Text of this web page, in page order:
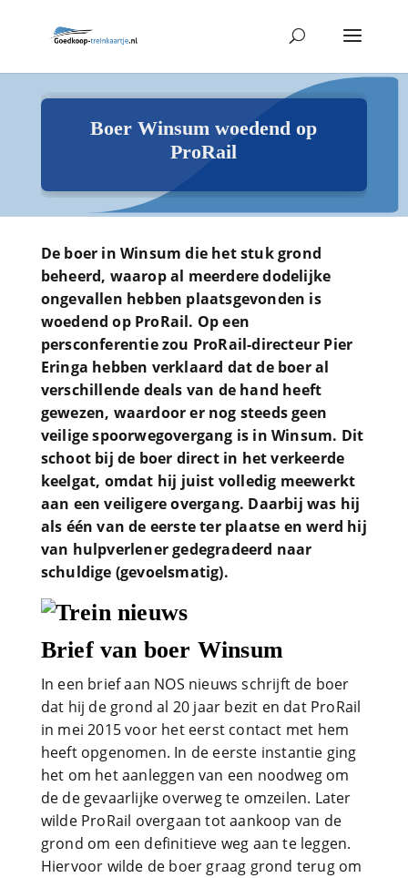
Boer Winsum woedend op
ProRail
De boer in Winsum die het stuk grond
beheerd, waarop al meerdere dodelijke
ongevallen hebben plaatsgevonden is
woedend op ProRail. Op een
persconferentie zou ProRail-directeur Pier
Eringa hebben verklaard dat de boer al
verschillende deals van de hand heeft
gewezen, waardoor er nog steeds geen
veilige spoorwegovergang is in Winsum. Dit
schoot bij de boer direct in het verkeerde
keelgat, omdat hij juist volledig meewerkt
aan een veiligere overgang. Daarbij was hij
als één van de eerste ter plaatse en werd hij
van hulpverlener gedegradeerd naar
schuldige (gevoelsmatig).
Brief van boer Winsum
In een brief aan NOS nieuws schrijft de boer
dat hij de grond al 20 jaar bezit en dat ProRail
in mei 2015 voor het eerst contact met hem
heeft opgenomen. In de eerste instantie ging
het om het aanleggen van een noodweg om
de de gevaarlijke overweg te omzeilen. Later
wilde ProRail overgaan tot aankoop van de
grond om een definitieve weg aan te leggen.
Hiervoor wilde de boer graag grond terug om